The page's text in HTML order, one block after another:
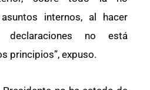
internos, al hacer
no está
principios”, expuso.